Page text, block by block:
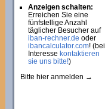
Anzeigen schalten:
Erreichen Sie eine
fünfstellige Anzahl
täglicher Besucher auf
iban-rechner.de oder
ibancalculator.com! (bei
Interesse kontaktieren
sie uns bitte!)
Bitte hier anmelden →